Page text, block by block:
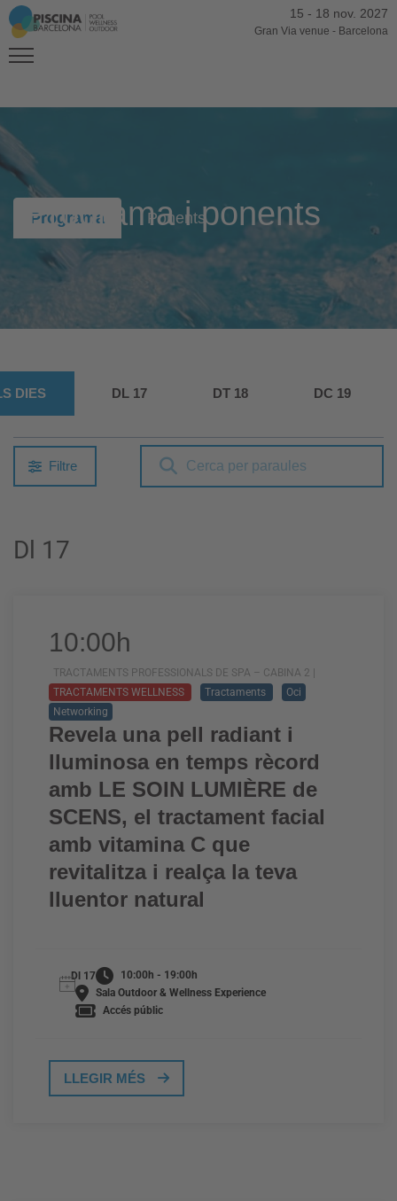
15 - 18 nov. 2027
Gran Via venue - Barcelona
Programa i ponents
Programa Ponents
DIES DL 17 DT 18 DC 19
Filtre
Dl 17
10:00h
TRACTAMENTS PROFESSIONALS DE SPA – CABINA 2 |
TRACTAMENTS WELLNESS
Tractaments
Oci
Networking
Revela una pell radiant i
lluminosa en temps rècord
amb LE SOIN LUMIÈRE de
SCENS, el tractament facial
amb vitamina C que
revitalitza i realça la teva
lluentor natural
Dl 17
10:00h - 19:00h
Sala Outdoor & Wellness Experience
Accés públic
LLEGIR MÉS